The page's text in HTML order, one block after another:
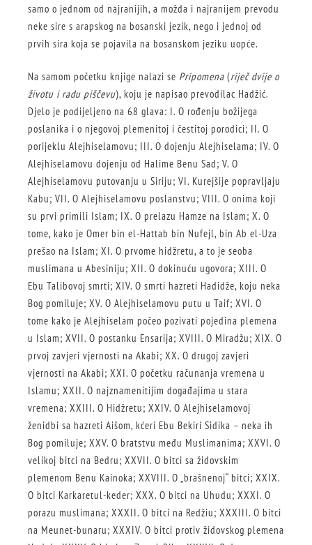
samo o jednom od najranijih, a možda i najranijem prevodu
neke sire s arapskog na bosanski jezik, nego i jednoj od
prvih sira koja se pojavila na bosanskom jeziku uopće.
Na samom početku knjige nalazi se Pripomena (riječ dvije o
životu i radu piščevu), koju je napisao prevodilac Hadžić.
Djelo je podijeljeno na 68 glava: I. O rođenju božijega
poslanika i o njegovoj plemenitoj i čestitoj porodici; II. O
porijeklu Alejhiselamovu; III. O dojenju Alejhiselama; IV. O
Alejhiselamovu dojenju od Halime Benu Sad; V. O
Alejhiselamovu putovanju u Siriju; VI. Kurejšije popravljaju
Kabu; VII. O Alejhiselamovu poslanstvu; VIII. O onima koji
su prvi primili Islam; IX. O prelazu Hamze na Islam; X. O
tome, kako je Omer bin el-Hattab bin Nufejl, bin Ab el-Uza
prešao na Islam; XI. O prvome hidžretu, a to je seoba
muslimana u Abesiniju; XII. O dokinuću ugovora; XIII. O
Ebu Talibovoj smrti; XIV. O smrti hazreti Hadidže, koju neka
Bog pomiluje; XV. O Alejhiselamovu putu u Taif; XVI. O
tome kako je Alejhiselam počeo pozivati pojedina plemena
u Islam; XVII. O postanku Ensarija; XVIII. O Miradžu; XIX. O
prvoj zavjeri vjernosti na Akabi; XX. O drugoj zavjeri
vjernosti na Akabi; XXI. O početku računanja vremena u
Islamu; XXII. O najznamenitijim događajima u stara
vremena; XXIII. O Hidžretu; XXIV. O Alejhiselamovoj
ženidbi sa hazreti Aišom, kćeri Ebu Bekiri Sidika – neka ih
Bog pomiluje; XXV. O bratstvu među Muslimanima; XXVI. O
velikoj bitci na Bedru; XXVII. O bitci sa židovskim
plemenom Benu Kainoka; XXVIII. O „brašnenoj“ bitci; XXIX.
O bitci Karkaretul-keder; XXX. O bitci na Uhudu; XXXI. O
porazu muslimana; XXXII. O bitci na Redžiu; XXXIII. O bitci
na Meunet-bunaru; XXXIV. O bitci protiv židovskog plemena